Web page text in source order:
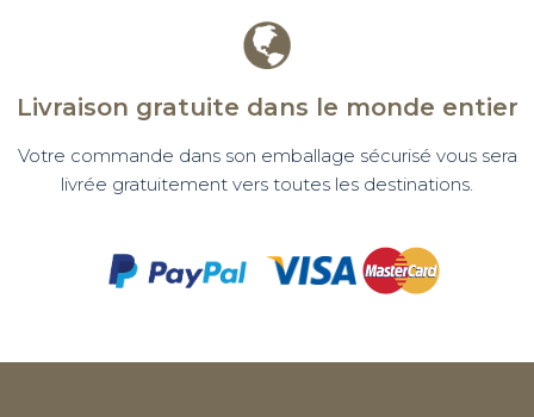
Livraison gratuite dans le monde entier
Votre commande dans son emballage sécurisé vous sera
livrée gratuitement vers toutes les destinations.